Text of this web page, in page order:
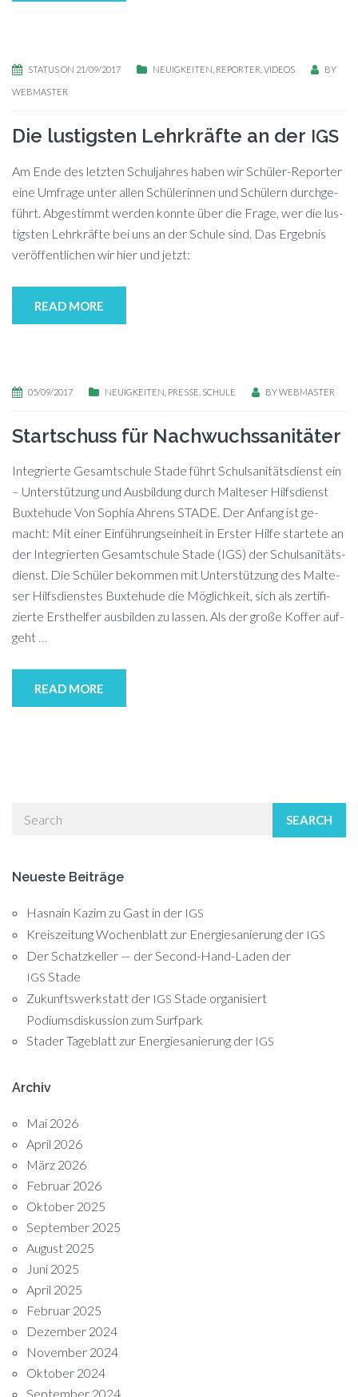
STATUS ON 21/09/2017 NEUIGKEITEN REPORTER VIDEOS BY
WEBMASTER
Die lustigsten Lehrkräfte an der IGS
Am Ende des letz­ten Schul­jah­res ha­ben wir Schü­ler-Re­por­ter
eine Um­fra­ge un­ter al­len Schü­le­rin­nen und Schü­lern durch­ge­
führt. Ab­ge­stimmt wer­den konn­te über die Fra­ge, wer die lus­
tigs­ten Lehr­kräf­te bei uns an der Schu­le sind. Das Er­geb­nis
ver­öf­fent­li­chen wir hier und jetzt:
READ MORE
05/09/2017 NEUIGKEITEN PRESSE SCHULE BYWEBMASTER
Startschuss für Nachwuchssanitäter
In­te­grier­te Ge­samt­schu­le Sta­de führt Schul­sa­ni­täts­dienst ein
– Un­ter­stüt­zung und Aus­bil­dung durch Mal­te­ser Hilfs­dienst
Buxtehude Von So­phia Ahrens STADE. Der An­fang ist ge­
macht: Mit ei­ner Ein­füh­rungs­ein­heit in Ers­ter Hil­fe star­te­te an
der In­te­grier­ten Ge­samt­schu­le Sta­de (IGS) der Schul­sa­ni­täts­
dienst. Die Schü­ler be­kom­men mit Un­ter­stüt­zung des Mal­te­
ser Hilfs­diens­tes Bux­te­hu­de die Mög­lich­keit, sich als zer­ti­fi­
zier­te Erst­hel­fer aus­bil­den zu lassen. Als der gro­ße Kof­fer auf­
geht …
READ MORE
SEARCH
Neueste Beiträge
Hasnain Kazim zu Gast in der IGS
Kreiszeitung Wochenblatt zur Energiesanierung der IGS
Der Schatzkeller — der Second-Hand-Laden der
IGS Stade
Zukunftswerkstatt der IGS Stade organisiert
Podiumsdiskussion zum Surfpark
Stader Tageblatt zur Energiesanierung der IGS
Archiv
Mai 2026
April 2026
März 2026
Februar 2026
Oktober 2025
September 2025
August 2025
Juni 2025
April 2025
Februar 2025
Dezember 2024
November 2024
Oktober 2024
September 2024